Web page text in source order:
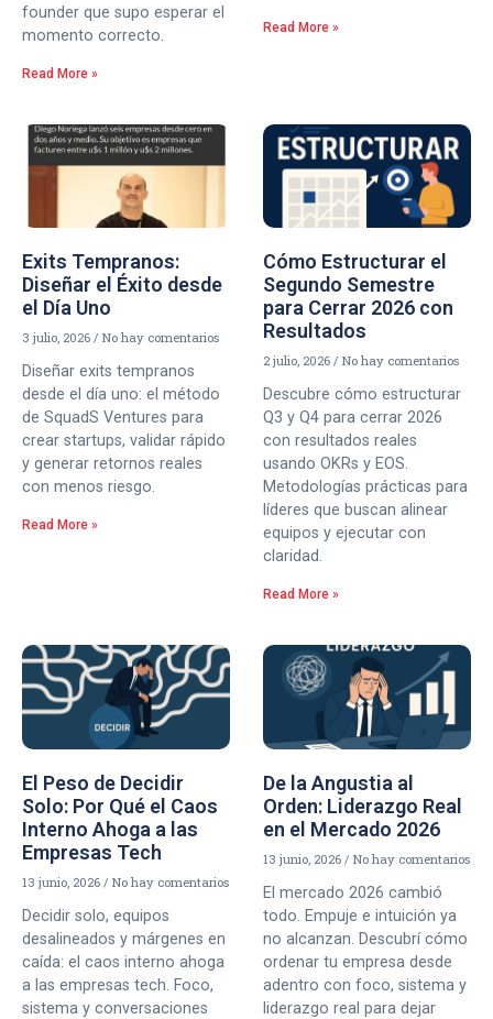
founder que supo esperar el
momento correcto.
Read More »
Read More »
Exits Tempranos:
Diseñar el Éxito desde
el Día Uno
3 julio, 2026 No hay comentarios
Diseñar exits tempranos
desde el día uno: el método
de SquadS Ventures para
crear startups, validar rápido
y generar retornos reales
con menos riesgo.
Read More »
Cómo Estructurar el
Segundo Semestre
para Cerrar 2026 con
Resultados
2 julio, 2026 No hay comentarios
Descubre cómo estructurar
Q3 y Q4 para cerrar 2026
con resultados reales
usando OKRs y EOS.
Metodologías prácticas para
líderes que buscan alinear
equipos y ejecutar con
claridad.
Read More »
El Peso de Decidir
Solo: Por Qué el Caos
Interno Ahoga a las
Empresas Tech
13 junio, 2026 No hay comentarios
Decidir solo, equipos
desalineados y márgenes en
caída: el caos interno ahoga
a las empresas tech. Foco,
sistema y conversaciones
De la Angustia al
Orden: Liderazgo Real
en el Mercado 2026
13 junio, 2026 No hay comentarios
El mercado 2026 cambió
todo. Empuje e intuición ya
no alcanzan. Descubrí cómo
ordenar tu empresa desde
adentro con foco, sistema y
liderazgo real para dejar